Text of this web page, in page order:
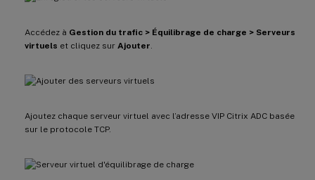
Accédez à Gestion du trafic > Équilibrage de charge > Serveurs
virtuels et cliquez sur Ajouter
Ajoutez chaque serveur virtuel avec l’adresse VIP Citrix ADC basée
sur le protocole TCP.